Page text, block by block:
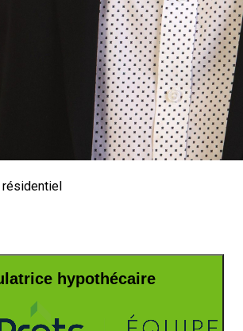
résidentiel
hypothécaire